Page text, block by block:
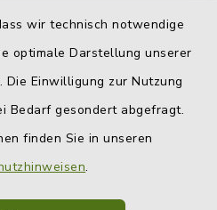
wir technisch notwendige
optimale Darstellung unserer
Die Einwilligung zur Nutzung
Bedarf gesondert abgefragt.
finden Sie in unseren
.